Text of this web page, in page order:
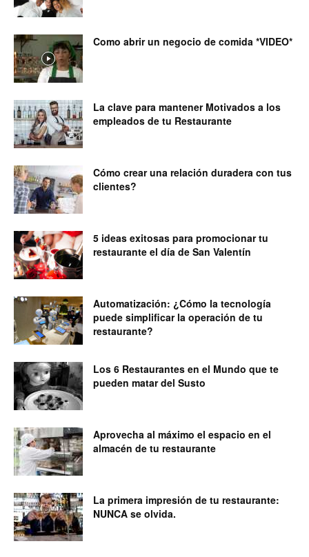
Como abrir un negocio de comida *VIDEO*
La clave para mantener Motivados a los
empleados de tu Restaurante
Cómo crear una relación duradera con tus
clientes?
5 ideas exitosas para promocionar tu
restaurante el día de San Valentín
Automatización: ¿Cómo la tecnología
puede simplificar la operación de tu
restaurante?
Los 6 Restaurantes en el Mundo que te
pueden matar del Susto
Aprovecha al máximo el espacio en el
almacén de tu restaurante
La primera impresión de tu restaurante:
NUNCA se olvida.